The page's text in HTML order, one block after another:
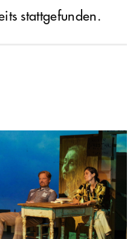
stattgefunden.